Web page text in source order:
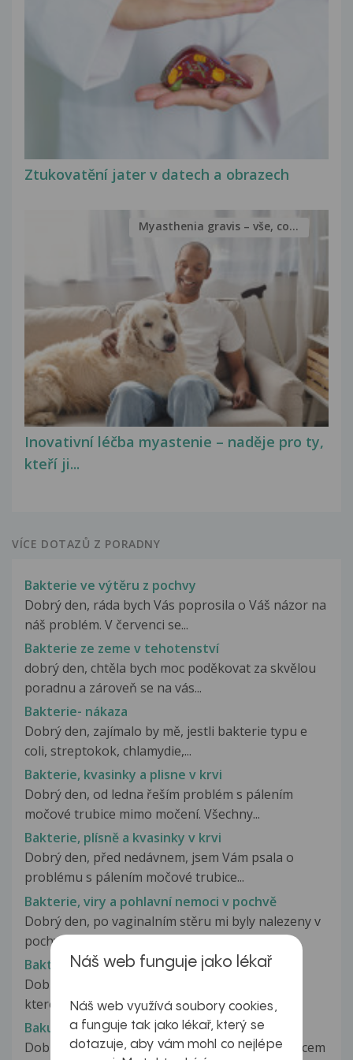
Ztukovatění jater v datech a obrazech
Inovativní léčba myastenie – naděje pro ty,
kteří ji...
Myasthenia gravis – vše, co...
VÍCE DOTAZŮ Z PORADNY
Bakterie ve výtěru z pochvy
Dobrý den, ráda bych Vás poprosila o Váš názor na
náš problém. V červenci se...
Bakterie ze zeme v tehotenství
dobrý den, chtěla bych moc poděkovat za skvělou
poradnu a zároveň se na vás...
Bakterie- nákaza
Dobrý den, zajímalo by mě, jestli bakterie typu e
coli, streptokok, chlamydie,...
Bakterie, kvasinky a plisne v krvi
Dobrý den, od ledna řeším problém s pálením
močové trubice mimo močení. Všechny...
Bakterie, plísně a kvasinky v krvi
Dobrý den, před nedávnem, jsem Vám psala o
problému s pálením močové trubice...
Bakterie, viry a pohlavní nemoci v pochvě
Dobrý den, po vaginalním stěru mi byly nalezeny v
pochvě: Staphyloccus aureus,...
Bakterie?
Dobry den..uz si nevim rady.Je mnoho priznaku
ktere me trapi, bohuzel zadny...
Bakulka na zapesti
Dobry den, vazeny pane doktore, asi pred mesicem
Náš web funguje jako lékař
Náš web využívá soubory cookies,
a funguje tak jako lékař, který se
dotazuje, aby vám mohl co nejlépe